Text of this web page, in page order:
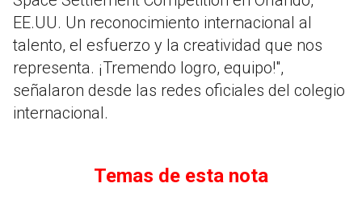
EE.UU. Un reconocimiento internacional al
talento, el esfuerzo y la creatividad que nos
representa. ¡Tremendo logro, equipo!",
señalaron desde las redes oficiales del colegio
internacional.
Temas de esta nota